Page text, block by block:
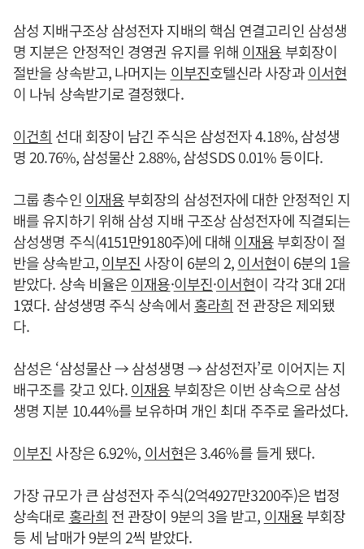
삼성 지배구조상 삼성전자 지배의 핵심 연결고리인 삼성생
명 지분은 안정적인 경영권 유지를 위해 이재용부회장이
절반을 상속받고, 나머지는 이부진호텔신라 사장과이서현
이 나눠 상속받기로 결정했다.
이건희 선대 회장이 남긴 주식은 삼성전자 4.18%, 삼성생
명 20.76%, 삼성물산 2.88%, 삼성SDS 0.01% 등이다.
그룹 총수인 이재용부회장의 삼성전자에 대한 안정적인 지
배를 유지하기 위해 삼성 지배 구조상 삼성전자에 직결되는
삼성생명 주식(4151만9180주)에 대해 이재용부회장이 절
반을 상속받고,이부진 사장이 6분의 2,이서현이 6분의 1을
받았다. 상속 비율은이재용·이부진·이서현이 각각 3대 2대
1였다. 삼성생명 주식 상속에서 홍라희 전 관장은 제외됐
다.
삼성은 ‘삼성물산 → 삼성생명 → 삼성전자’로 이어지는 지
배구조를 갖고 있다.이재용부회장은 이번 상속으로 삼성
생명 지분 10.44％를 보유하며 개인 최대 주주로 올라섰다.
이부진 사장은 6.92％, 이서현은 3.46％를 들게 됐다.
가장 규모가 큰 삼성전자 주식(2억4927만3200주)은 법정
상속대로 홍라희 전 관장이 9분의 3을 받고, 이재용부회장
등 세 남매가 9분의 2씩 받았다.